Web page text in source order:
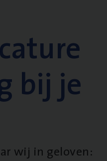
bij je
wij in geloven: